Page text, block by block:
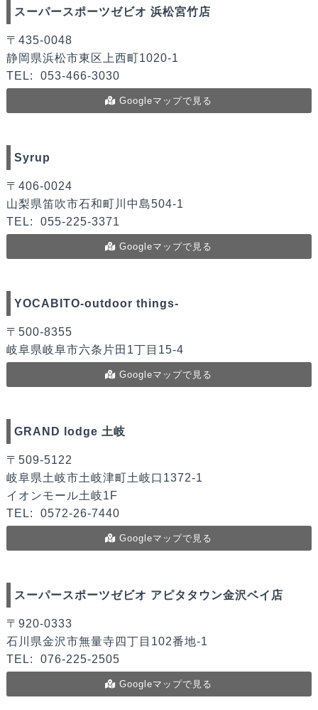
スーパースポーツゼビオ 浜松宮竹店
〒435-0048
静岡県浜松市東区上西町1020-1
TEL:
053-466-3030
Googleマップで見る
Syrup
〒406-0024
山梨県笛吹市石和町川中島504-1
TEL:
055-225-3371
Googleマップで見る
YOCABITO-outdoor things-
〒500-8355
岐阜県岐阜市六条片田1丁目15-4
Googleマップで見る
GRAND lodge 土岐
〒509-5122
岐阜県土岐市土岐津町土岐口1372-1
イオンモール土岐1F
TEL:
0572-26-7440
Googleマップで見る
スーパースポーツゼビオ アピタタウン金沢ベイ店
〒920-0333
石川県金沢市無量寺四丁目102番地-1
TEL:
076-225-2505
Googleマップで見る